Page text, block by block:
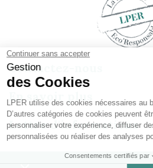
Contactez-nous
En savoir plus
Lettre d'informations